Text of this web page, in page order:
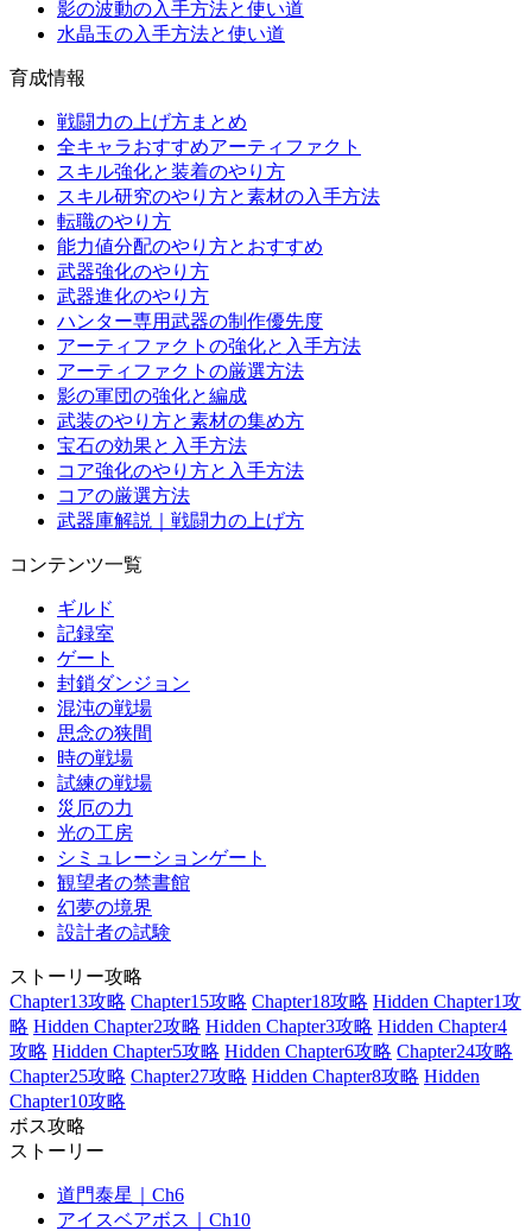
影の波動の入手方法と使い道
水晶玉の入手方法と使い道
育成情報
戦闘力の上げ方まとめ
全キャラおすすめアーティファクト
スキル強化と装着のやり方
スキル研究のやり方と素材の入手方法
転職のやり方
能力値分配のやり方とおすすめ
武器強化のやり方
武器進化のやり方
ハンター専用武器の制作優先度
アーティファクトの強化と入手方法
アーティファクトの厳選方法
影の軍団の強化と編成
武装のやり方と素材の集め方
宝石の効果と入手方法
コア強化のやり方と入手方法
コアの厳選方法
武器庫解説｜戦闘力の上げ方
コンテンツ一覧
ギルド
記録室
ゲート
封鎖ダンジョン
混沌の戦場
思念の狭間
時の戦場
試練の戦場
災厄の力
光の工房
シミュレーションゲート
観望者の禁書館
幻夢の境界
設計者の試験
ストーリー攻略
Chapter13攻略 Chapter15攻略 Chapter18攻略 Hidden Chapter1攻
略 Hidden Chapter2攻略 Hidden Chapter3攻略 Hidden Chapter4
攻略 Hidden Chapter5攻略 Hidden Chapter6攻略 Chapter24攻略
Chapter25攻略 Chapter27攻略 Hidden Chapter8攻略 Hidden
Chapter10攻略
ボス攻略
ストーリー
道門泰星｜Ch6
アイスベアボス｜Ch10